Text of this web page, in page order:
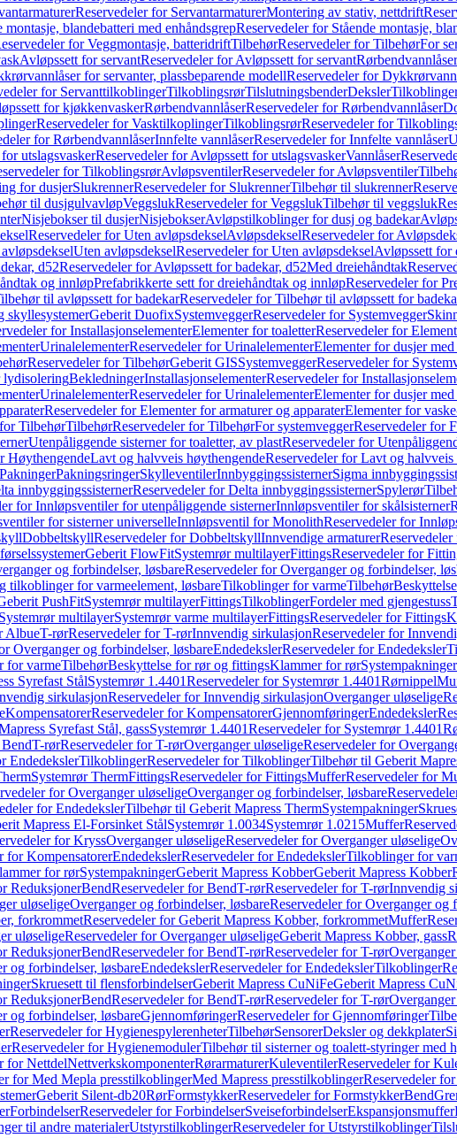
Reservedeler for ServantarmaturerMontering av stativ, nettdrift
montasje, blandebatteri med enhåndsgrepReservedeler for Stående montasje,
for Veggmontasje, batteridriftTilbehørReservedeler for TilbehørFor
Avløpssett for servantReservedeler for Avløpssett for servantRørbendvannlåser
for servanter, plassbeparende modellReservedeler for
for ServanttilkoblingerTilkoblingsrørTilslutningsbenderDeksler
for kjøkkenvaskerRørbendvannlåserReservedeler for Rørbendvannlåser
Reservedeler for VasktilkoplingerTilkoblingsrørReservedeler for
for RørbendvannlåserInnfelte vannlåserReservedeler for Innfelte vannlåser
utslagsvaskerReservedeler for Avløpssett for utslagsvaskerVannlåser
for TilkoblingsrørAvløpsventilerReservedeler for Avløpsventiler
for dusjerSlukrennerReservedeler for SlukrennerTilbehør til slukrenner
til dusjgulvavløpVeggslukReservedeler for VeggslukTilbehør til veggsluk
Nisjebokser til dusjerNisjebokserAvløpstilkoblinger for dusj og badekar
Reservedeler for Uten avløpsdekselAvløpsdekselReservedeler for
Uten avløpsdekselReservedeler for Uten avløpsdekselAvløpssett for
d52Reservedeler for Avløpssett for badekar, d52Med dreiehåndtak
og innløpPrefabrikkerte sett for dreiehåndtak og innløpReservedeler for
til avløpssett for badekarReservedeler for Tilbehør til avløpssett for
skyllesystemerGeberit DuofixSystemveggerReservedeler for Systemvegger
for InstallasjonselementerElementer for toaletterReservedeler for
UrinalelementerReservedeler for UrinalelementerElementer for dusjer
Reservedeler for TilbehørGeberit GISSystemveggerReservedeler for
BekledningerInstallasjonselementerReservedeler for
UrinalelementerReservedeler for UrinalelementerElementer for dusjer
Reservedeler for Elementer for armaturer og apparaterElementer for
TilbehørTilbehørReservedeler for TilbehørFor systemveggerReservedeler for
Utenpåliggende sisterner for toaletter, av plastReservedeler for
HøythengendeLavt og halvveis høythengendeReservedeler for Lavt og halvveis
PakningerPakningsringerSkylleventilerInnbyggingssisternerSigma
innbyggingssisternerReservedeler for Delta innbyggingssisternerSpylerør
for Innløpsventiler for utenpåliggende sisternerInnløpsventiler for skålsisterner
for sisterner universelleInnløpsventil for MonolithReservedeler for
DobbeltskyllReservedeler for DobbeltskyllInnvendige armaturer
Geberit FlowFitSystemrør multilayerFittingsReservedeler for
og forbindelser, løsbareReservedeler for Overganger og forbindelser,
tilkoblinger for varmeelement, løsbareTilkoblinger for varmeTilbehør
PushFitSystemrør multilayerFittingsTilkoblingerFordeler med gjengestuss
Systemrør multilayerSystemrør varme multilayerFittingsReservedeler for Fittings
AlbueT-rørReservedeler for T-rørInnvendig sirkulasjonReservedeler for
Overganger og forbindelser, løsbareEndedekslerReservedeler for Endedeksler
for varmeTilbehørBeskyttelse for rør og fittingsKlammer for rørSystempakninger
Syrefast StålSystemrør 1.4401Reservedeler for Systemrør 1.4401Rørnippel
sirkulasjonReservedeler for Innvendig sirkulasjonOverganger uløselige
KompensatorerReservedeler for KompensatorerGjennomføringerEndedeksler
Syrefast Stål, gassSystemrør 1.4401Reservedeler for Systemrør 1.4401
T-rørReservedeler for T-rørOverganger uløseligeReservedeler for
EndedekslerTilkoblingerReservedeler for TilkoblingerTilbehør til Geberit
Systemrør ThermFittingsReservedeler for FittingsMufferReservedeler for
for Overganger uløseligeOverganger og forbindelser, løsbare
for EndedekslerTilbehør til Geberit Mapress ThermSystempakninger
Mapress El-Forsinket StålSystemrør 1.0034Systemrør 1.0215Muffer
for KryssOverganger uløseligeReservedeler for Overganger uløselige
for KompensatorerEndedekslerReservedeler for EndedekslerTilkoblinger for
for rørSystempakningerGeberit Mapress KobberGeberit Mapress Kobber
ReduksjonerBendReservedeler for BendT-rørReservedeler for T-rørInnvendig
uløseligeOverganger og forbindelser, løsbareReservedeler for Overganger og
forkrommetReservedeler for Geberit Mapress Kobber, forkrommetMuffer
uløseligeReservedeler for Overganger uløseligeGeberit Mapress Kobber, gass
ReduksjonerBendReservedeler for BendT-rørReservedeler for T-rør
og forbindelser, løsbareEndedekslerReservedeler for EndedekslerTilkoblinger
Skruesett til flensforbindelserGeberit Mapress CuNiFeGeberit Mapress
ReduksjonerBendReservedeler for BendT-rørReservedeler for T-rør
og forbindelser, løsbareGjennomføringerReservedeler for Gjennomføringer
Reservedeler for HygienespylerenheterTilbehørSensorerDeksler og dekkplater
Reservedeler for HygienemodulerTilbehør til sisterner og toalett-styringer med
for NettdelNettverkskomponenterRørarmaturerKuleventilerReservedeler for
for Med Mepla presstilkoblingerMed Mapress presstilkoblingerReservedeler
Geberit Silent-db20RørFormstykkerReservedeler for FormstykkerBend
ForbindelserReservedeler for ForbindelserSveiseforbindelserEkspansjonsmuffer
til andre materialerUtstyrstilkoblingerReservedeler for Utstyrstilkoblinger